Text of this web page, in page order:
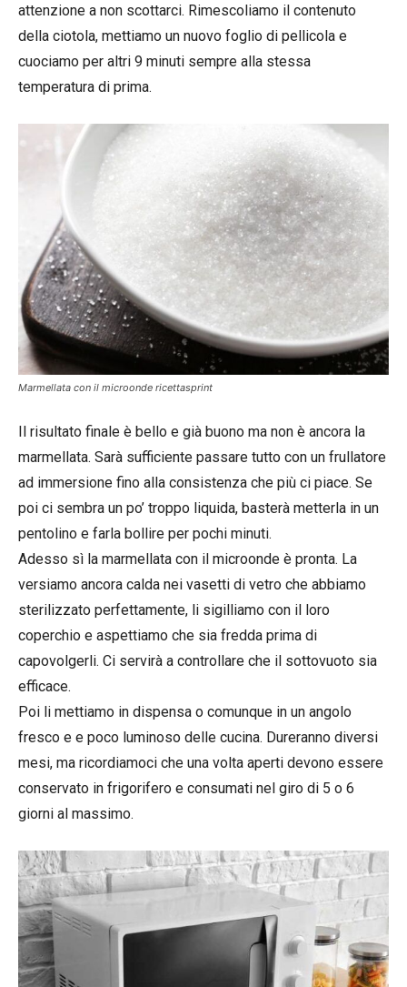
attenzione a non scottarci. Rimescoliamo il contenuto
della ciotola, mettiamo un nuovo foglio di pellicola e
cuociamo per altri 9 minuti sempre alla stessa
temperatura di prima.
Marmellata con il microonde ricettasprint
Il risultato finale è bello e già buono ma non è ancora la
marmellata. Sarà sufficiente passare tutto con un frullatore
ad immersione fino alla consistenza che più ci piace. Se
poi ci sembra un po’ troppo liquida, basterà metterla in un
pentolino e farla bollire per pochi minuti.
Adesso sì la marmellata con il microonde è pronta. La
versiamo ancora calda nei vasetti di vetro che abbiamo
sterilizzato perfettamente, li sigilliamo con il loro
coperchio e aspettiamo che sia fredda prima di
capovolgerli. Ci servirà a controllare che il sottovuoto sia
efficace.
Poi li mettiamo in dispensa o comunque in un angolo
fresco e e poco luminoso delle cucina. Dureranno diversi
mesi, ma ricordiamoci che una volta aperti devono essere
conservato in frigorifero e consumati nel giro di 5 o 6
giorni al massimo.